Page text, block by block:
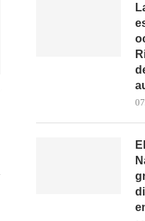
SERGIO CALVO BARBER
DE BETHENCOURT
21/06/2026